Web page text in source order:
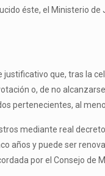
éste, el Ministerio
que, tras la
o, de no
pertenecientes, al
mediante real
años y puede ser
por el Consejo de